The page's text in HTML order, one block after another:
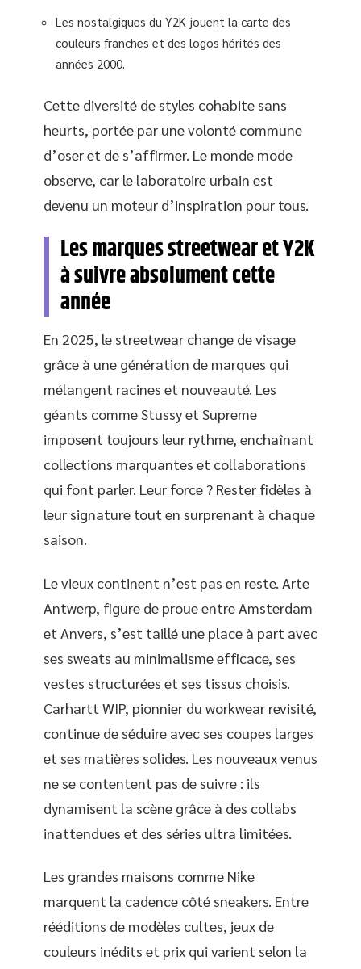
Les nostalgiques du Y2K jouent la carte des
couleurs franches et des logos hérités des
années 2000.
Cette diversité de styles cohabite sans
heurts, portée par une volonté commune
d’oser et de s’affirmer. Le monde mode
observe, car le laboratoire urbain est
devenu un moteur d’inspiration pour tous.
Les marques streetwear et Y2K
à suivre absolument cette
année
En 2025, le streetwear change de visage
grâce à une génération de marques qui
mélangent racines et nouveauté. Les
géants comme Stussy et Supreme
imposent toujours leur rythme, enchaînant
collections marquantes et collaborations
qui font parler. Leur force ? Rester fidèles à
leur signature tout en surprenant à chaque
saison.
Le vieux continent n’est pas en reste. Arte
Antwerp, figure de proue entre Amsterdam
et Anvers, s’est taillé une place à part avec
ses sweats au minimalisme efficace, ses
vestes structurées et ses tissus choisis.
Carhartt WIP, pionnier du workwear revisité,
continue de séduire avec ses coupes larges
et ses matières solides. Les nouveaux venus
ne se contentent pas de suivre : ils
dynamisent la scène grâce à des collabs
inattendues et des séries ultra limitées.
Les grandes maisons comme Nike
marquent la cadence côté sneakers. Entre
rééditions de modèles cultes, jeux de
couleurs inédits et prix qui varient selon la